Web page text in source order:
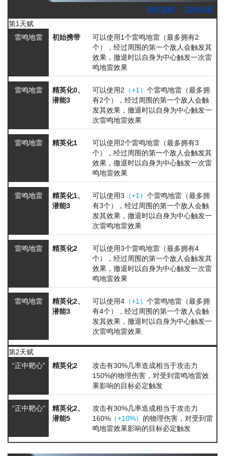
回到顶部
回到目录
第1天赋
雷鸣地雷
初始携带
可以使用1个雷鸣地雷（最多拥有2
个），经过周围的第一个敌人会触发其
效果，撤退时以自身为中心触发一次雷
鸣地雷效果
雷鸣地雷
精英化0、
潜能3
可以使用2 （+1） 个雷鸣地雷（最多拥
有2个），经过周围的第一个敌人会触
发其效果，撤退时以自身为中心触发一
次雷鸣地雷效果
雷鸣地雷 精英化1
可以使用2个雷鸣地雷（最多拥有3
个），经过周围的第一个敌人会触发其
效果，撤退时以自身为中心触发一次雷
鸣地雷效果
雷鸣地雷
精英化1、
潜能3
可以使用3 （+1） 个雷鸣地雷（最多拥
有3个），经过周围的第一个敌人会触
发其效果，撤退时以自身为中心触发一
次雷鸣地雷效果
雷鸣地雷 精英化2
可以使用3个雷鸣地雷（最多拥有4
个），经过周围的第一个敌人会触发其
效果，撤退时以自身为中心触发一次雷
鸣地雷效果
雷鸣地雷
精英化2、
潜能3
可以使用4 （+1） 个雷鸣地雷（最多拥
有4个），经过周围的第一个敌人会触
发其效果，撤退时以自身为中心触发一
次雷鸣地雷效果
第2天赋
“正中靶心”
精英化2
攻击有30%几率造成相当于攻击力
150%的物理伤害，对受到雷鸣地雷效
果影响的目标必定触发
“正中靶心”
精英化2、
潜能5
攻击有30%几率造成相当于攻击力
160% （+10%） 的物理伤害，对受到雷
鸣地雷效果影响的目标必定触发